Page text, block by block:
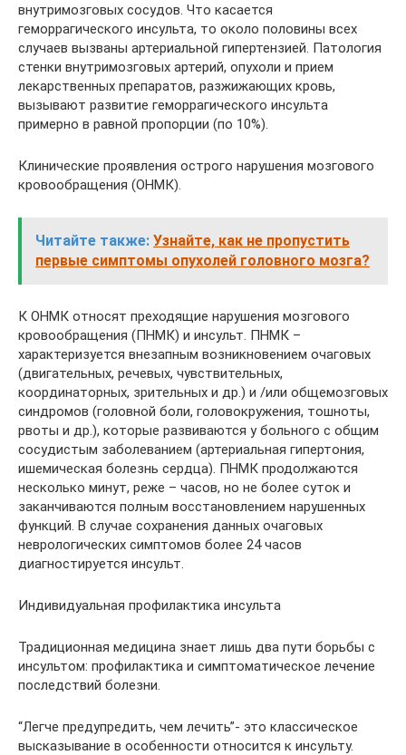
внутримозговых сосудов. Что касается
геморрагического инсульта, то около половины всех
случаев вызваны артериальной гипертензией. Патология
стенки внутримозговых артерий, опухоли и прием
лекарственных препаратов, разжижающих кровь,
вызывают развитие геморрагического инсульта
примерно в равной пропорции (по 10%).
Клинические проявления острого нарушения мозгового
кровообращения (ОНМК).
Читайте также: Узнайте, как не пропустить
первые симптомы опухолей головного мозга?
К ОНМК относят преходящие нарушения мозгового
кровообращения (ПНМК) и инсульт. ПНМК –
характеризуется внезапным возникновением очаговых
(двигательных, речевых, чувствительных,
координаторных, зрительных и др.) и /или общемозговых
синдромов (головной боли, головокружения, тошноты,
рвоты и др.), которые развиваются у больного с общим
сосудистым заболеванием (артериальная гипертония,
ишемическая болезнь сердца). ПНМК продолжаются
несколько минут, реже – часов, но не более суток и
заканчиваются полным восстановлением нарушенных
функций. В случае сохранения данных очаговых
неврологических симптомов более 24 часов
диагностируется инсульт.
Индивидуальная профилактика инсульта
Традиционная медицина знает лишь два пути борьбы с
инсультом: профилактика и симптоматическое лечение
последствий болезни.
“Легче предупредить, чем лечить”- это классическое
высказывание в особенности относится к инсульту.